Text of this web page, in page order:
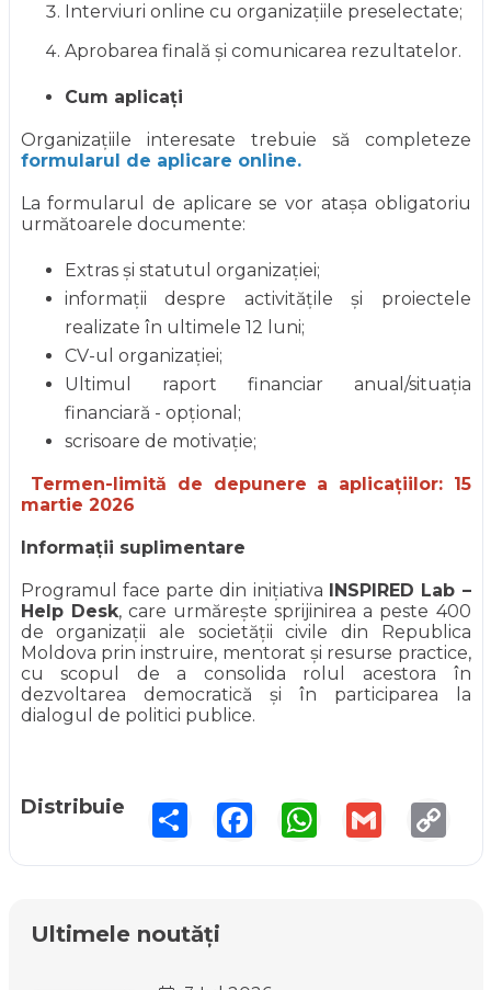
Interviuri online cu organizațiile preselectate;
Aprobarea finală și comunicarea rezultatelor.
Cum aplicați
Organizațiile interesate trebuie să completeze
formularul de aplicare online.
La formularul de aplicare se vor atașa obligatoriu
următoarele documente:
Extras și statutul organizației;
informații despre activitățile și proiectele
realizate în ultimele 12 luni;
CV-ul organizației;
Ultimul raport financiar anual/situația
financiară - opțional;
scrisoare de motivație;
Termen-limită de depunere a aplicațiilor: 15
martie 2026
Informații suplimentare
Programul face parte din inițiativa INSPIRED Lab –
Help Desk, care urmărește sprijinirea a peste 400
de organizații ale societății civile din Republica
Moldova prin instruire, mentorat și resurse practice,
cu scopul de a consolida rolul acestora în
dezvoltarea democratică și în participarea la
dialogul de politici publice.
Distribuie Share FacebookWhatsAppGmail
Copy
Ultimele noutăți